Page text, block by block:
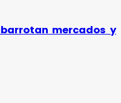
mercados y